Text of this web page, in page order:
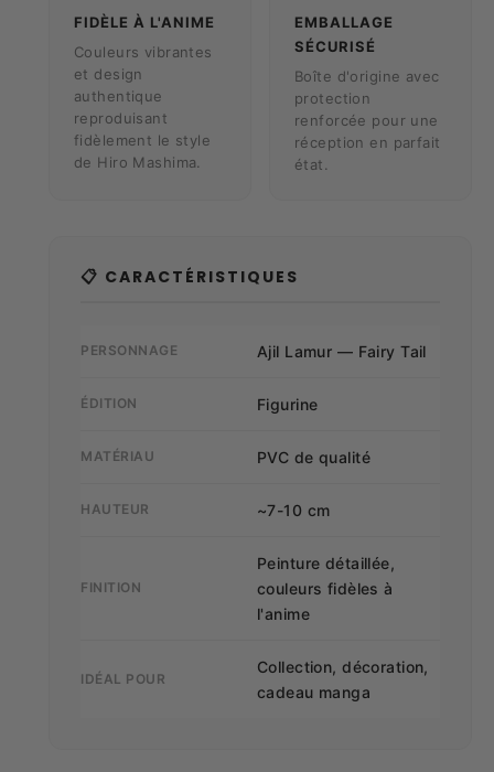
FIDÈLE À L'ANIME
Couleurs vibrantes
et design
authentique
reproduisant
fidèlement le style
de Hiro Mashima.
EMBALLAGE
SÉCURISÉ
Boîte d'origine avec
protection
renforcée pour une
réception en parfait
état.
📋 CARACTÉRISTIQUES
PERSONNAGE Ajil Lamur — Fairy Tail
ÉDITION Figurine
MATÉRIAU PVC de qualité
HAUTEUR ~7-10 cm
FINITION
Peinture détaillée,
couleurs fidèles à
l'anime
IDÉAL POUR
Collection, décoration,
cadeau manga